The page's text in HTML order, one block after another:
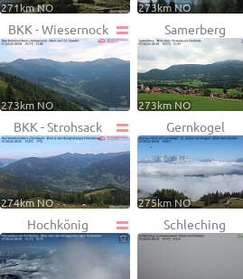
271km NO 273km NO
BKK - Wiesernock
273km NO
Samerberg
273km NO
BKK - Strohsack
274km NO
Gernkogel
275km NO
Hochkönig Schleching